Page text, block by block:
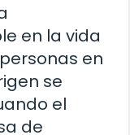
en la vida
en
se
el
de